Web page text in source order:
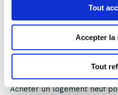
Tout
Accepter la
Tout
DEVENIR PROPRIÉTAIRE
ENTRE RÉSIDENCE
Acheter un logement neuf